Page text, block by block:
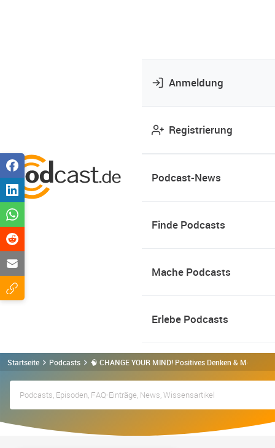
Anmeldung
Registrierung
Podcast-News
Finde Podcasts
Mache Podcasts
Erlebe Podcasts
Startseite Podcasts 🧠 CHANGE YOUR MIND! Positives Denken &